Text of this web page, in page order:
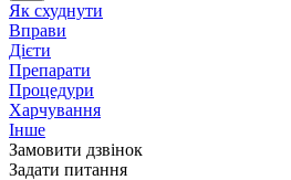
Як схуднути
Вправи
Дієти
Препарати
Процедури
Харчування
Інше
Замовити дзвінок
Задати питання